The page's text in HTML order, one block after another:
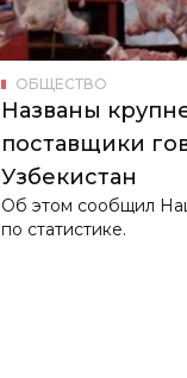
Названы
поставщики
Узбекистан
Об этом сообщил